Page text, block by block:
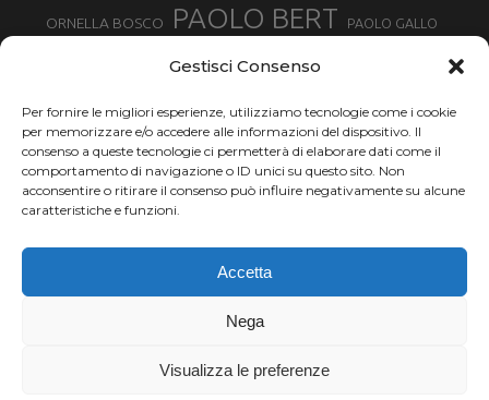
Gestisci Consenso
Per fornire le migliori esperienze, utilizziamo tecnologie come i cookie
per memorizzare e/o accedere alle informazioni del dispositivo. Il
consenso a queste tecnologie ci permetterà di elaborare dati come il
comportamento di navigazione o ID unici su questo sito. Non
acconsentire o ritirare il consenso può influire negativamente su alcune
caratteristiche e funzioni.
Accetta
Nega
Visualizza le preferenze
ORNELLA BOSCO PAOLO BERT PAOLO GALLO
SILVIA SERAFINI SONIA GLAREY TAVAGNASCO TOR DES GEANTS
TOUR MONVISO TRAIL TRAIL MONTE CASTO TROFEO KIMA
TURIN MARATHON URBAN ZEMMER VAL DI FASSA RUNNING
VALENTINA BELOTTI
VENICE MARATHON
XAVIER CHEVRIER
YEMAN CRIPPA
Chi siamo | Termini d'uso | Privacy |